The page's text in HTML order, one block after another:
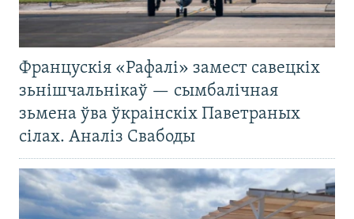
Францускія «Рафалі» замест савецкіх
зьнішчальнікаў — сымбалічная
зьмена ўва ўкраінскіх Паветраных
сілах. Аналіз Свабоды